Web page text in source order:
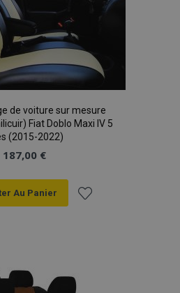
de voiture sur mesure
Fiat Doblo Maxi IV 5
(2015-2022)
187,00 €
Au Panier
liste